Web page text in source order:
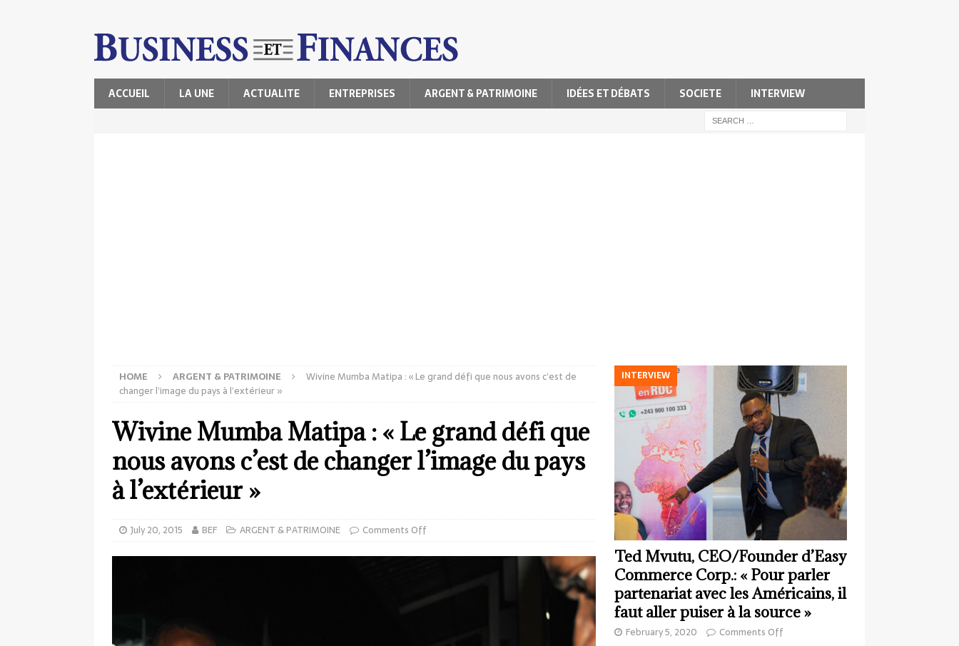
ACCUEIL LA UNE ACTUALITE ENTREPRISES ARGENT & PATRIMOINE IDÉES ET DÉBATS SOCIETE INTERVIEW
HOME ARGENT & PATRIMOINE
Wivine Mumba Matipa : « Le grand défi que nous avons c’est de
changer l’image du pays à l’extérieur »
Wivine Mumba Matipa : « Le grand défi que
nous avons c’est de changer l’image du pays
à l’extérieur »
July 20, 2015 BEF ARGENT & PATRIMOINE Comments Off
INTERVIEW
Ted Mvutu, CEO/Founder d’Easy
Commerce Corp.: « Pour parler
partenariat avec les Américains, il
faut aller puiser à la source »
February 5, 2020 Comments Off